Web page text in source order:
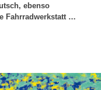
ebenso
Fahrradwerkstatt …